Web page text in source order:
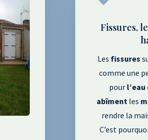
Fissures,
Les fissures
comme une
pour l’eau
abîment les
rendre la
C’est